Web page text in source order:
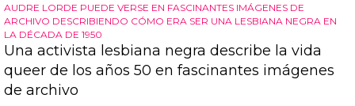
AUDRE LORDE PUEDE VERSE EN FASCINANTES IMÁGENES DE
ARCHIVO DESCRIBIENDO CÓMO ERA SER UNA LESBIANA NEGRA EN
LA DÉCADA DE 1950
Una activista lesbiana negra describe la vida
queer de los años 50 en fascinantes imágenes
de archivo